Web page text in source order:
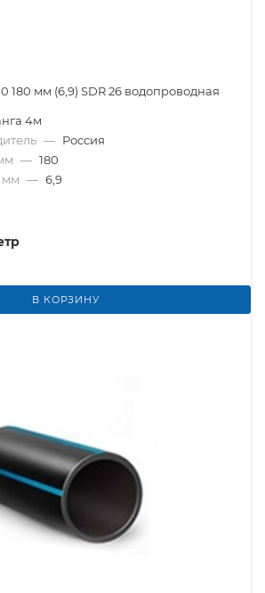
180 мм (6,9) SDR 26 водопроводная
4м
— Россия
— 180
мм — 6,9
В КОРЗИНУ